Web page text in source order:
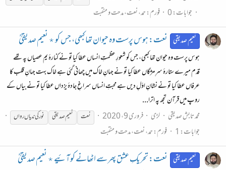
جوابات: 0 فورم:حمد، نعت، مدحت و منقبت
نعیم صدیقی نعت: ہوس پرست وہ حیوان تھا کبھی، جس کو ٭ نعیم صدیقیؒ
ہوس پرست وہ حیوان تھا کبھی، جس کو شعورِ عظمتِ انساں عطا کیا تو نے کنارۂ یمِ عصیاں پہ تھے
قدم میرے ستارۂ سرِ مژگاں عطا کیا تو نے جہانِ خاک میں چھانی گئی ہے خاک بہت جہانِ قلب کا
عرفاں عطا کیا تو نے نشانِ اوّلِ دیں ہے محبتِ انساں سراغِ جادۂ یزداں عطا کیا تو نے بیاں کے
روپ میں قرآن تجھ پہ اترا...
محمد تابش صدیقی
لڑی فروری 9، 2020 نعت نعیم صدیقی نورکیندیاںرواں
جوابات: 1 فورم:حمد، نعت، مدحت و منقبت
نعیم صدیقی نعت: تحریکِ عشق پھر سے اٹھانے کو آئیے ٭ نعیم صدیقیؒ